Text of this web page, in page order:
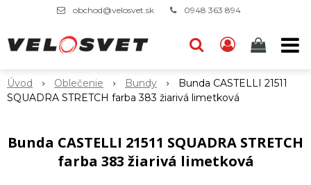
obchod@velosvet.sk 0948 363 894
Úvod Oblečenie Bundy
Bunda CASTELLI 21511
SQUADRA STRETCH farba 383 žiarivá limetková
Bunda CASTELLI 21511 SQUADRA STRETCH
farba 383 žiarivá limetková